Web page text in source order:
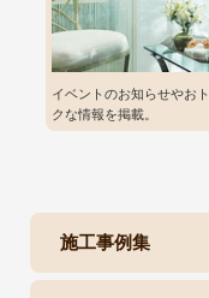
イベントのお知らせやおト
クな情報を掲載。
施工事例集